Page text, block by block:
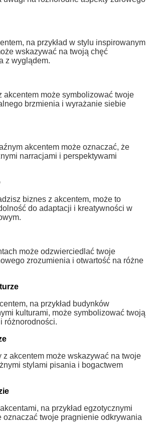
na przykład w stylu inspirowanym
wskazywać na twoją chęć
z wyglądem.
akcentem może symbolizować twoje
brzmienia i wyrażanie siebie
akcentem może oznaczać, że
narracjami i perspektywami
biznes z akcentem, może to
do adaptacji i kreatywności w
może odzwierciedlać twoje
zrozumienia i otwartość na różne
na przykład budynków
kulturami, może symbolizować twoją
różnorodności.
z akcentem może wskazywać na twoje
stylami pisania i bogactwem
na przykład egzotycznymi
oznaczać twoje pragnienie odkrywania